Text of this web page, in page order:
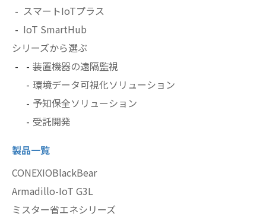
スマートIoTプラス
IoT SmartHub
シリーズから選ぶ
装置機器の遠隔監視
環境データ可視化ソリューション
予知保全ソリューション
受託開発
製品一覧
CONEXIOBlackBear
Armadillo-IoT G3L
ミスター省エネシリーズ